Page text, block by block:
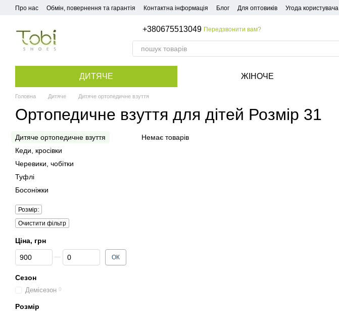
Перейти до основного контенту
Про нас Обмін, повернення та гарантія Контактна інформація Блог Для оптовиків Угода користувача
+380675513049 Передзвонити вам?
ДИТЯЧЕ ЖІНОЧЕ
Головна Дитяче Дитяче ортопедичне взуття
Ортопедичне взуття для дітей Розмір 31
Немає товарів
Дитяче ортопедичне взуття
Кеди, кросівки
Черевики, чобітки
Туфлі
Босоніжки
Розмір:
Очистити фільтр
Ціна, грн
Від Ціна, грн
До Ціна, грн ОК
Сезон
Демісезон 0
Розмір